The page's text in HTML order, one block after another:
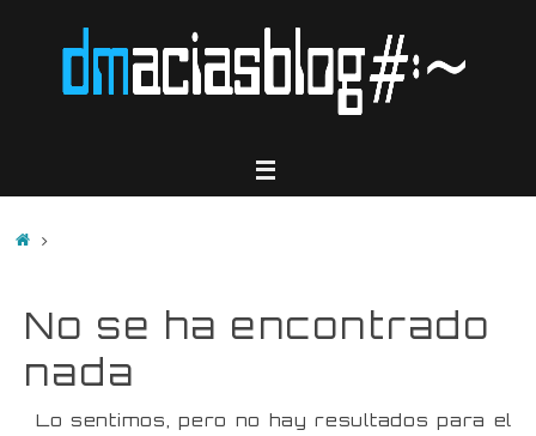
Inicio
No se ha encontrado
nada
Lo sentimos, pero no hay resultados para el